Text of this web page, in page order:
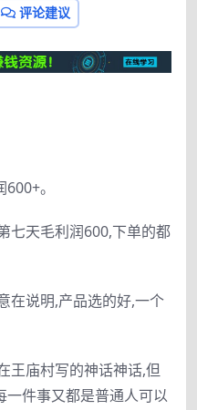
评论建议
。
七天毛利润600,下单的都
在说明,产品选的好,一个
王庙村写的神话神话,但
一件事又都是普通人可以